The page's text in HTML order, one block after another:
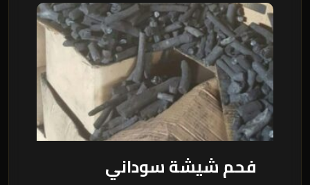
فحم شيشة سوداني